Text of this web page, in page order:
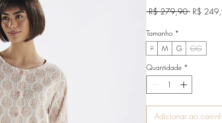
R$ 279,90 Preço
R$
Tamanho *
P
M G
GG
Quantidade *
Adicionar ao